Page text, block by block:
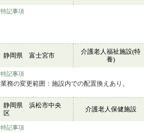
特記事項
静岡県 富士宮市
介護老人福祉施設(特
養)
特記事項
業務の変更範囲：施設内での配置換えあり。
静岡県 浜松市中央
区
介護老人保健施設
特記事項